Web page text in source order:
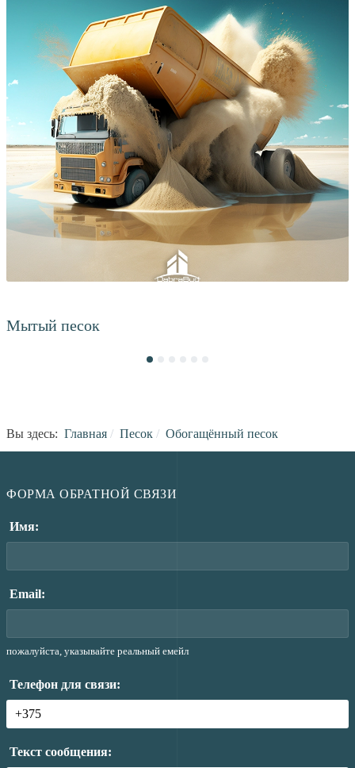
Мытый песок
Вы здесь: Главная Песок Обогащённый песок
ФОРМА ОБРАТНОЙ СВЯЗИ
Имя:
Email:
пожалуйста, указывайте реальный емейл
Телефон для связи:
Текст сообщения: